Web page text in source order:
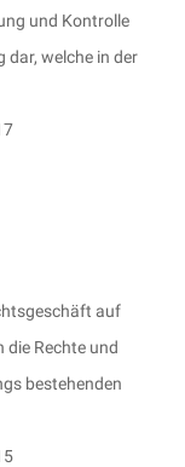
und Kontrolle
dar, welche in der
auf
die Rechte und
bestehenden